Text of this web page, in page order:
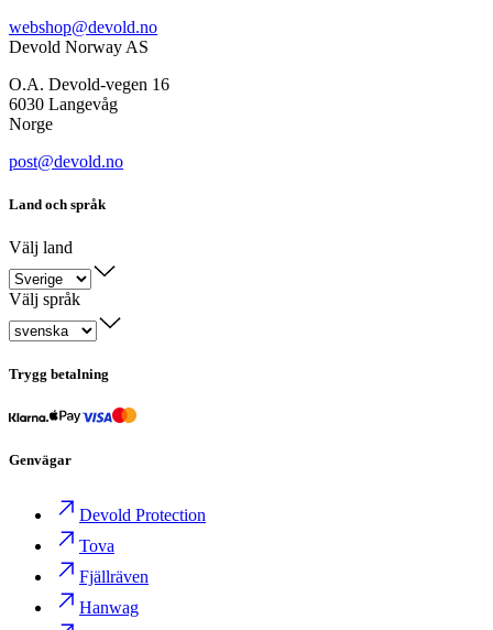
webshop@devold.no
Devold Norway AS
O.A. Devold-vegen 16
6030 Langevåg
Norge
post@devold.no
Land och språk
Välj land
Välj språk
Trygg betalning
Genvägar
Devold Protection
Tova
Fjällräven
Hanwag